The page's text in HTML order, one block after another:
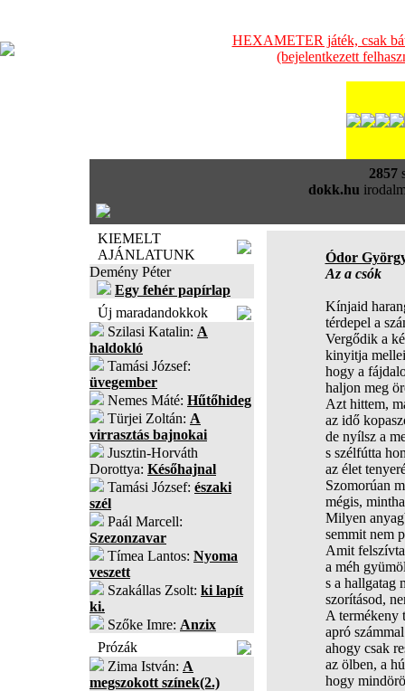
HEXAMETER játék, csak
(bejelentkezett
2857
dokk.hu
KIEMELT
AJÁNLATUNK
Demény Péter
Egy fehér papírlap
Új maradandokkok
Szilasi Katalin: A
haldokló
Tamási József:
üvegember
Nemes Máté: Hűtőhideg
Türjei Zoltán: A
virrasztás bajnokai
Jusztin-Horváth
Dorottya: Későhajnal
Tamási József: északi
szél
Paál Marcell:
Szezonzavar
Tímea Lantos: Nyoma
veszett
Szakállas Zsolt: ki lapít
ki.
Szőke Imre: Anzix
Prózák
Zima István: A
megszokott színek(2.)
Ódor
Az a csók
Kínjaid
térdepel a
Vergődik a
kinyitja
hogy a
haljon meg
Azt hittem,
az idő
de nyílsz a
s szélfútta
az élet
Szomorúan
mégis,
Milyen
semmit nem
Amit
a méh
s a hallgatag
szorításod,
A termékeny
apró
ahogy csak
az ölben, a
hogy